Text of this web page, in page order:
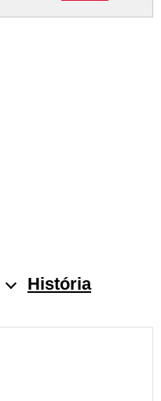
História